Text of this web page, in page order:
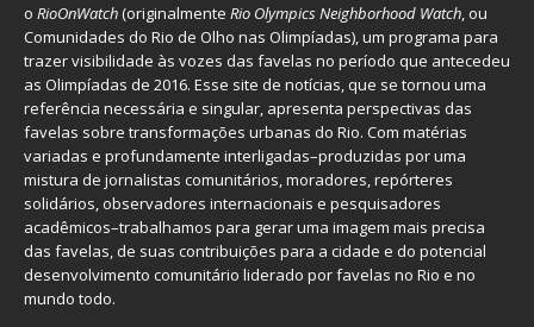
o RioOnWatch(originalmente Rio Olympics Neighborhood Watch, ou
Comunidades do Rio de Olho nas Olimpíadas), um programa para
trazer visibilidade às vozes das favelas no período que antecedeu
as Olimpíadas de 2016. Esse site de notícias, que se tornou uma
referência necessária e singular, apresenta perspectivas das
favelas sobre transformações urbanas do Rio. Com matérias
variadas e profundamente interligadas–produzidas por uma
mistura de jornalistas comunitários, moradores, repórteres
solidários, observadores internacionais e pesquisadores
acadêmicos–trabalhamos para gerar uma imagem mais precisa
das favelas, de suas contribuições para a cidade e do potencial
desenvolvimento comunitário liderado por favelas no Rio e no
mundo todo.